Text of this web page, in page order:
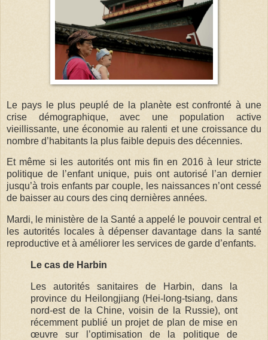
Le pays le plus peuplé de la planète est confronté à une
crise démographique, avec une population active
vieillissante, une économie au ralenti et une croissance du
nombre d’habitants la plus faible depuis des décennies.
Et même si les autorités ont mis fin en 2016 à leur stricte
politique de l’enfant unique, puis ont autorisé l’an dernier
jusqu’à trois enfants par couple, les naissances n’ont cessé
de baisser au cours des cinq dernières années.
Mardi, le ministère de la Santé a appelé le pouvoir central et
les autorités locales à dépenser davantage dans la santé
reproductive et à améliorer les services de garde d’enfants.
Le cas de Harbin
Les autorités sanitaires de Harbin, dans la
province du Heilongjiang (Hei-long-tsiang, dans
nord-est de la Chine, voisin de la Russie), ont
récemment publié un projet de plan de mise en
œuvre sur l’optimisation de la politique de